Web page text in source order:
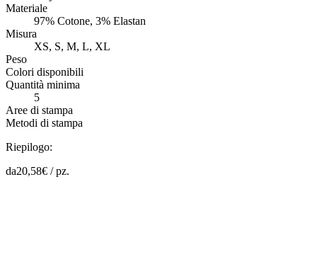
Materiale
97% Cotone, 3% Elastan
Misura
XS, S, M, L, XL
Peso
Colori disponibili
Quantità minima
5
Aree di stampa
Metodi di stampa
Riepilogo:
da20,58€ /pz.